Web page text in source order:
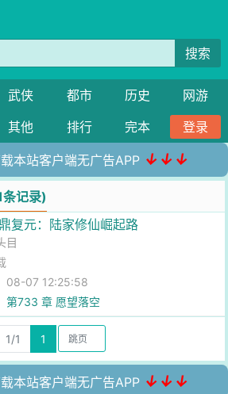
搜索
武侠 都市 历史
网游
其他 排行 完本 登录
本站客户端无广告APP ↓↓↓
记录)
复元：陆家修仙崛起路
目
08-07 12:25:58
第733 章 愿望落空
1/1 1
本站客户端无广告APP ↓↓↓